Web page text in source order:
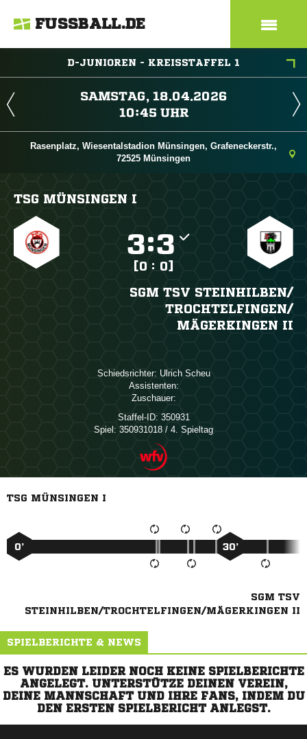
FUSSBALL.DE
D-JUNIOREN - KREISSTAFFEL 1
 
 
Rasenplatz, Wiesentalstadion Münsingen, Grafeneckerstr.,
72525 Münsingen
TSG MÜNSINGEN I
:
[0 : 0]
SGM TSV STEINHILBEN/​
TROCHTELFINGEN/​
MÄGERKINGEN II
Schiedsrichter:  
Assistenten:
Zuschauer:
Staffel-ID: 350931
Spiel: 350931018 / 4. Spieltag
TSG MÜNSINGEN I
0’ 30’
SGM TSV
STEINHILBEN/TROCHTELFINGEN/MÄGERKINGEN II
SPIELBERICHTE & NEWS
ES WURDEN LEIDER NOCH KEINE SPIELBERICHTE
ANGELEGT. UNTERSTÜTZE DEINEN VEREIN,
DEINE MANNSCHAFT UND IHRE FANS, INDEM DU
DEN ERSTEN SPIELBERICHT ANLEGST.